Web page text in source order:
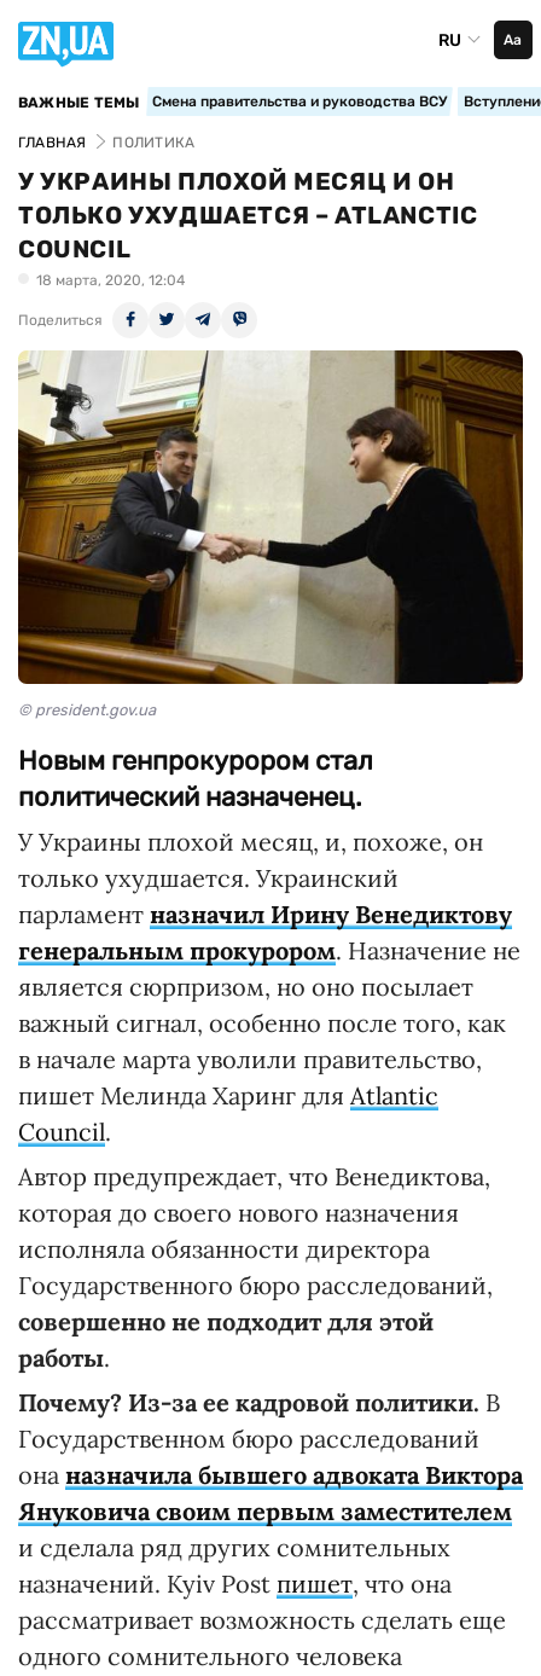
RU Аа
ВАЖНЫЕ ТЕМЫ Смена правительства и руководства ВСУ
ГЛАВНАЯ ПОЛИТИКА
У УКРАИНЫ ПЛОХОЙ МЕСЯЦ И ОН
ТОЛЬКО УХУДШАЕТСЯ – ATLANCTIC
COUNCIL
18 марта, 2020, 12:04
Поделиться
© president.gov.ua
Новым генпрокурором стал
политический назначенец.
У Украины плохой месяц, и, похоже, он
только ухудшается. Украинский
парламент назначил Ирину Венедиктову
генеральным прокурором. Назначение не
является сюрпризом, но оно посылает
важный сигнал, особенно после того, как
в начале марта уволили правительство,
пишет Мелинда Харинг для Atlantic
Council.
Автор предупреждает, что Венедиктова,
которая до своего нового назначения
исполняла обязанности директора
Государственного бюро расследований,
совершенно не подходит для этой
работы.
Почему? Из-за ее кадровой политики. В
Государственном бюро расследований
она назначила бывшего адвоката Виктора
Януковича своим первым заместителем
и сделала ряд других сомнительных
назначений. Kyiv Post пишет, что она
рассматривает возможность сделать еще
одного сомнительного человека